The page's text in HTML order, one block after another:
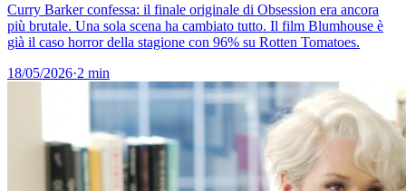
Curry Barker confessa: il finale originale di Obsession era ancora
più brutale. Una sola scena ha cambiato tutto. Il film Blumhouse è
già il caso horror della stagione con 96% su Rotten Tomatoes.
18/05/2026·2 min